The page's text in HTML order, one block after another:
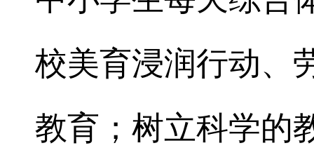
校美育浸润行动、
教育；树立科学的